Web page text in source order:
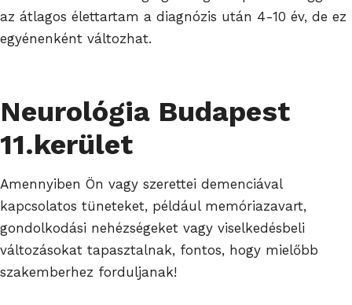
az átlagos élettartam a diagnózis után 4-10 év, de ez
egyénenként változhat.
Neurológia Budapest
11.kerület
Amennyiben Ön vagy szerettei demenciával
kapcsolatos tüneteket, például memóriazavart,
gondolkodási nehézségeket vagy viselkedésbeli
változásokat tapasztalnak, fontos, hogy mielőbb
szakemberhez forduljanak!